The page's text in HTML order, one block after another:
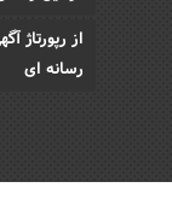
از رپورتاژ
رسانه ای